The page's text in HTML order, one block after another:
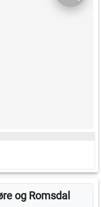
og Romsdal